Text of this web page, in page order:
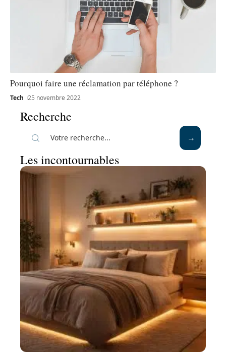
Pourquoi faire une réclamation par téléphone ?
Tech 25 novembre 2022
Recherche
Les incontournables